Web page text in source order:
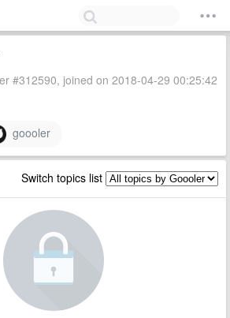
#312590, joined on 2018-04-29 00:25:42
goooler
Switch topics list